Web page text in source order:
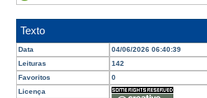
Texto
Data
04/06/2026 06:40:39
Leituras
142
Favoritos
0
Licença